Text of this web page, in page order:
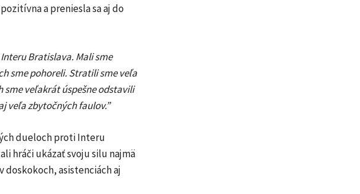
a preniesla sa aj do
Bratislava. Mali sme
sme pohoreli. Stratili sme veľa
veľakrát úspešne odstavili
veľa zbytočných faulov.”
dueloch proti Interu
hráči ukázať svoju silu najmä
asistenciách aj